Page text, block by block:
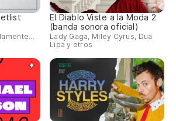
El Diablo Viste a la Moda 2
(banda sonora oficial)
Lady Gaga, Miley Cyrus, Dua
Lipa y otros